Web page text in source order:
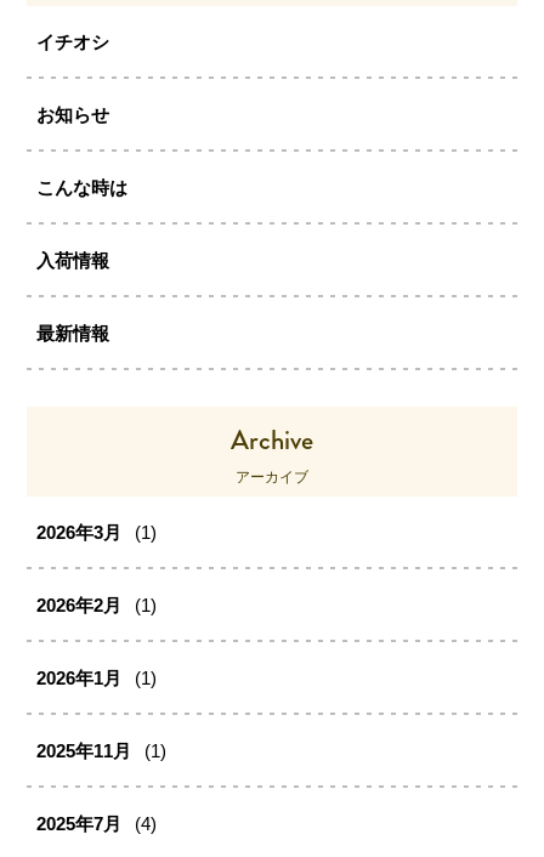
イチオシ
お知らせ
こんな時は
入荷情報
最新情報
Archive
アーカイブ
2026年3月 (1)
2026年2月 (1)
2026年1月 (1)
2025年11月 (1)
2025年7月 (4)